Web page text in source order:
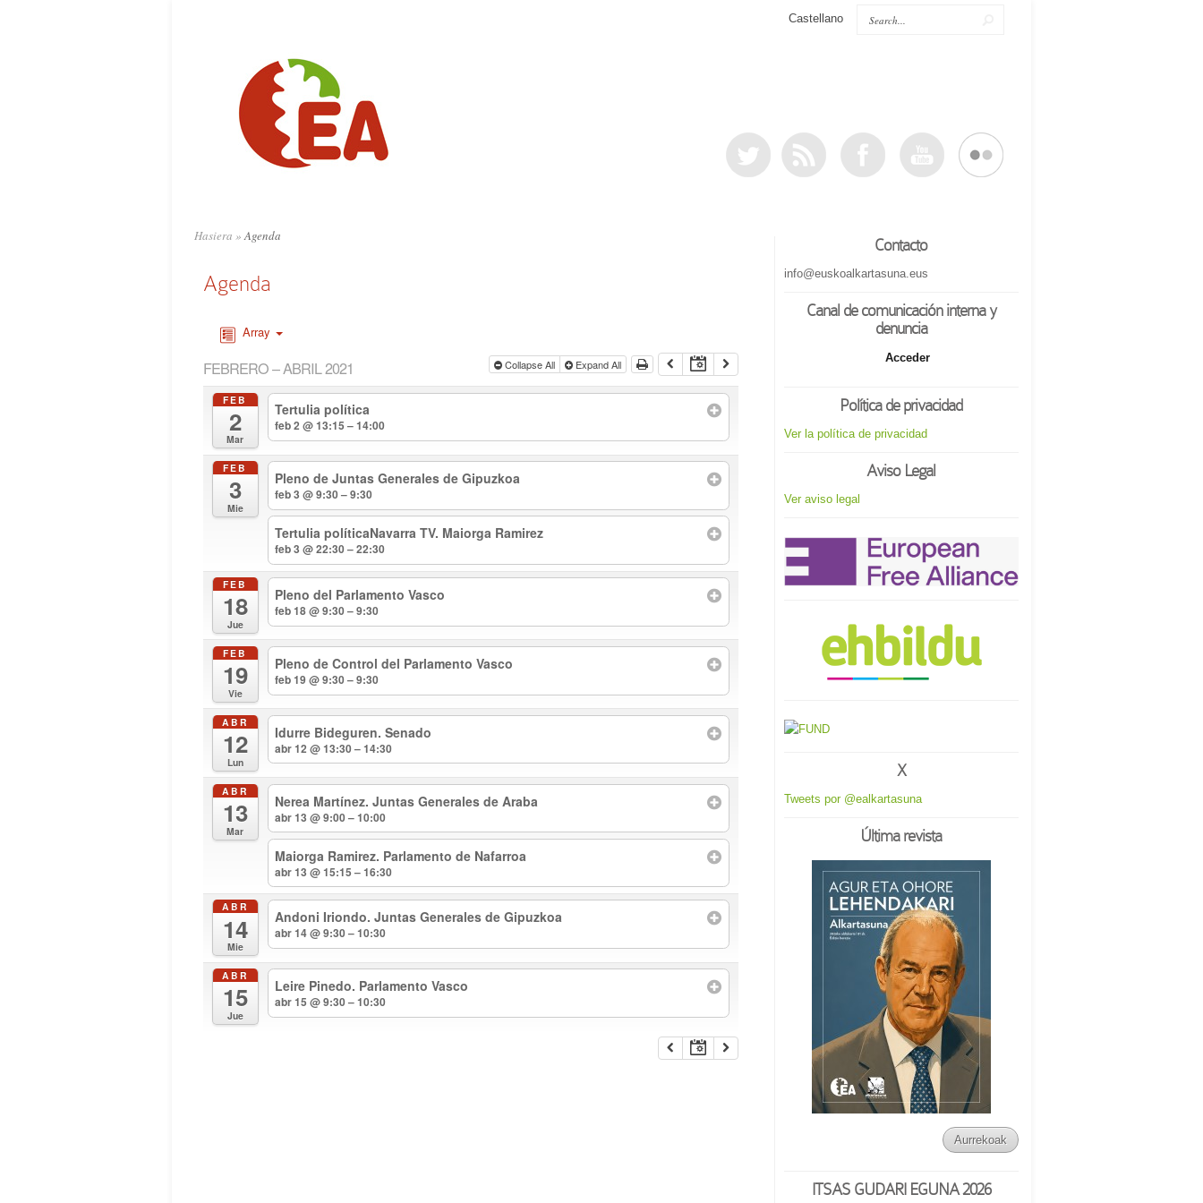
Castellano
Hasiera »Agenda
Agenda
Array
FEBRERO – ABRIL 2021 Collapse All Expand All
FEB
2
Mar
Tertulia política
feb 2 @ 13:15 – 14:00
FEB
3
Mie
Pleno de Juntas Generales de Gipuzkoa
feb 3 @ 9:30 – 9:30
Tertulia políticaNavarra TV. Maiorga Ramirez
feb 3 @ 22:30 – 22:30
FEB
18
Jue
Pleno del Parlamento Vasco
feb 18 @ 9:30 – 9:30
FEB
19
Vie
Pleno de Control del Parlamento Vasco
feb 19 @ 9:30 – 9:30
ABR
12
Lun
Idurre Bideguren. Senado
abr 12 @ 13:30 – 14:30
ABR
13
Mar
Nerea Martínez. Juntas Generales de Araba
abr 13 @ 9:00 – 10:00
Maiorga Ramirez. Parlamento de Nafarroa
abr 13 @ 15:15 – 16:30
ABR
14
Mie
Andoni Iriondo. Juntas Generales de Gipuzkoa
abr 14 @ 9:30 – 10:30
ABR
15
Jue
Leire Pinedo. Parlamento Vasco
abr 15 @ 9:30 – 10:30
Contacto
info@euskoalkartasuna.eus
Canal de comunicación interna y
denuncia
Acceder
Política de privacidad
Ver la política de privacidad
Aviso Legal
Ver aviso legal
X
Tweets por @ealkartasuna
Última revista
Aurrekoak
ITSAS GUDARI EGUNA 2026